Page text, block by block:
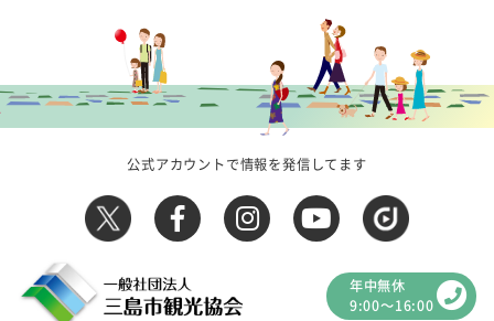
公式アカウントで情報を発信してます
年中無休
9:00～16:00